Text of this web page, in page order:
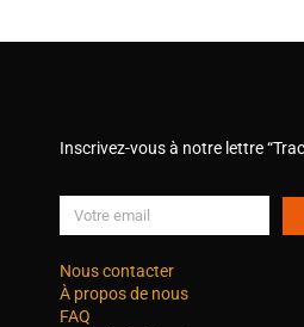
Inscrivez-vous à notre lettre
Nous contacter
À propos de nous
FAQ